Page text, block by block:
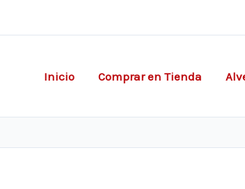
Inicio Comprar en Tienda